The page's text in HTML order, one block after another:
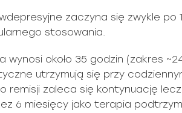
zaczyna się zwykle po
stosowania.
wynosi około 35 godzin (zakres
utrzymują się przy
remisji zaleca się kontynuację
6 miesięcy jako terapia